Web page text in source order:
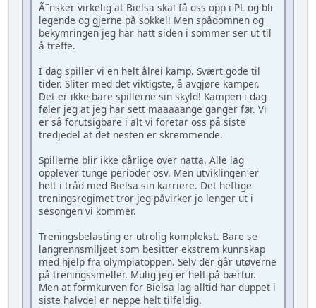
Ã˜nsker virkelig at Bielsa skal få oss opp i PL og bli
legende og gjerne på sokkel! Men spådomnen og
bekymringen jeg har hatt siden i sommer ser ut til
å treffe.
I dag spiller vi en helt ålrei kamp. Svært gode til
tider. Sliter med det viktigste, å avgjøre kamper.
Det er ikke bare spillerne sin skyld! Kampen i dag
føler jeg at jeg har sett maaaaange ganger før. Vi
er så forutsigbare i alt vi foretar oss på siste
tredjedel at det nesten er skremmende.
Spillerne blir ikke dårlige over natta. Alle lag
opplever tunge perioder osv. Men utviklingen er
helt i tråd med Bielsa sin karriere. Det heftige
treningsregimet tror jeg påvirker jo lenger ut i
sesongen vi kommer.
Treningsbelasting er utrolig komplekst. Bare se
langrennsmiljøet som besitter ekstrem kunnskap
med hjelp fra olympiatoppen. Selv der går utøverne
på treningssmeller. Mulig jeg er helt på bærtur.
Men at formkurven for Bielsa lag alltid har duppet i
siste halvdel er neppe helt tilfeldig.